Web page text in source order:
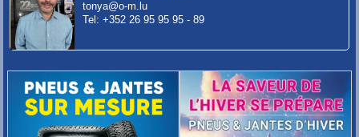
tonya@o-m.lu
Tel: +352 26 95 95 95 - 89